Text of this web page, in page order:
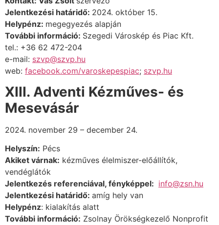
Jelentkezési határidő: 2024. október 15.
Helypénz: megegyezés alapján
További információ: Szegedi Városkép és Piac Kft.
tel.: +36 62 472-204
e-mail: szvp@szvp.hu
web: facebook.com/varoskepespiac; szvp.hu
XIII. Adventi Kézműves- és
Mesevásár
2024. november 29 – december 24.
Helyszín: Pécs
Akiket várnak: kézműves élelmiszer-előállítók,
vendéglátók
Jelentkezés referenciával, fényképpel: info@zsn.hu
Jelentkezési határidő: amíg hely van
Helypénz: kialakítás alatt
További információ: Zsolnay Örökségkezelő Nonprofit